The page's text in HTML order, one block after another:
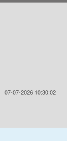
07-07-2026 10:30:02